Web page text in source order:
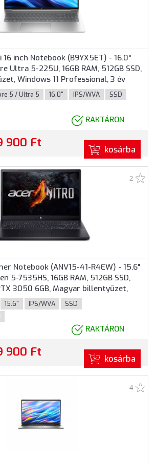
16 inch Notebook (B9YX5ET) - 16.0"
Ultra 5-225U, 16GB RAM, 512GB SSD,
Windows 11 Professional, 3 év
5 / Ultra 5 16.0" IPS/WVA
SSD
RAKTÁRON
900 Ft kosárba
2
Notebook (ANV15-41-R4EW) - 15.6"
5-7535HS, 16GB RAM, 512GB SSD,
3050 6GB, Magyar billentyűzet,
nélkül, 3 év garancia, Fekete
15.6" IPS/WVA
SSD
RAKTÁRON
900 Ft kosárba
4